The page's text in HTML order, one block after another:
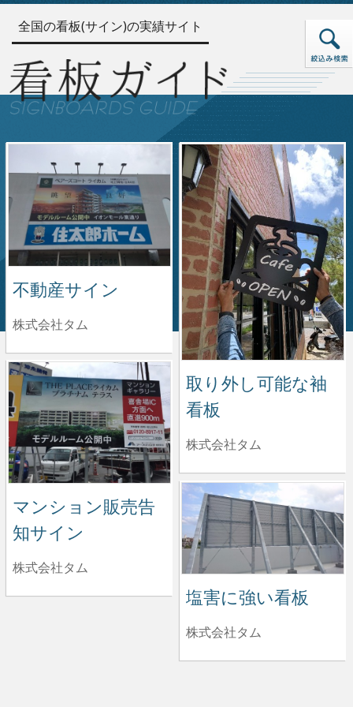
全国の看板(サイン)の実績サイト
不動産サイン
株式会社タム
取り外し可能な袖
看板
株式会社タム
マンション販売告
知サイン
株式会社タム
塩害に強い看板
株式会社タム